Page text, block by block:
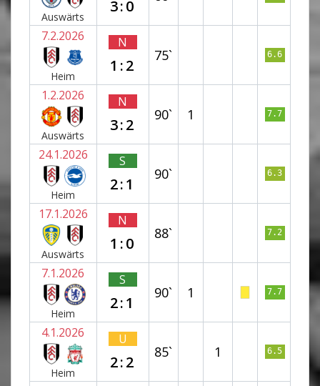
Auswärts
3:0
7.2.2026
Heim
N
1:2
75` 6.6
1.2.2026
Auswärts
N
3:2
90` 1 7.7
24.1.2026
Heim
S
2:1
90` 6.3
17.1.2026
Auswärts
N
1:0
88` 7.2
7.1.2026
Heim
S
2:1
90` 1 7.7
4.1.2026
Heim
U
2:2
85` 1 6.5